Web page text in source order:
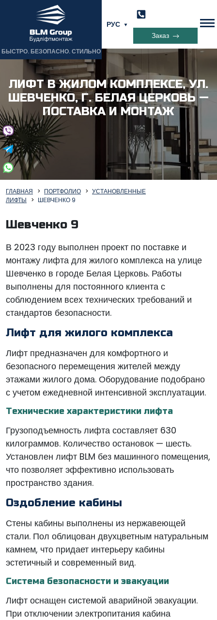
БЫСТРО. БЕЗОПАСНО. СТИЛЬНО
РУС
Заказ
ЛИФТ В ЖИЛОМ КОМПЛЕКСЕ, УЛ.
ШЕВЧЕНКО, Г. БЕЛАЯ ЦЕРКОВЬ —
ПОСТАВКА И МОНТАЖ
ГЛАВНАЯ ПОРТФОЛИО
УСТАНОВЛЕННЫЕ
ЛИФТЫ
ШЕВЧЕНКО 9
Шевченко 9
В 2023 году выполнен проект по поставке и
монтажу лифта для жилого комплекса на улице
Шевченко в городе Белая Церковь. Работы
выполнены для постоянного клиента с
соблюдением всех технических требований и
стандартов безопасности.
Лифт для жилого комплекса
Лифт предназначен для комфортного и
безопасного перемещения жителей между
этажами жилого дома. Оборудование подобрано
с учетом ежедневной интенсивной эксплуатации.
Технические характеристики лифта
Грузоподъемность лифта составляет 630
килограммов. Количество остановок — шесть.
Установлен лифт BLM без машинного помещения,
что позволяет эффективно использовать
пространство здания.
Оздобление кабины
Стены кабины выполнены из нержавеющей
стали. Пол облицован двухцветным натуральным
камнем, что придает интерьеру кабины
эстетичный и современный вид.
Система безопасности и эвакуации
Лифт оснащен системой аварийной эвакуации.
При отключении электропитания кабина